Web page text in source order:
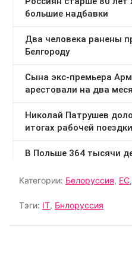
Категории: Белоруссия, ЕС,
Тэги: IT, Бнлоруссия